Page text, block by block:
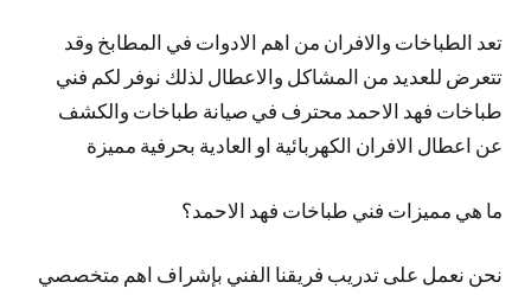
تعد الطباخات والافران من اهم الادوات في المطابخ وقد
تتعرض للعديد من المشاكل والاعطال لذلك نوفر لكم فني
طباخات فهد الاحمد محترف في صيانة طباخات والكشف
عن اعطال الافران الكهربائية او العادية بحرفية مميزة
ما هي مميزات فني طباخات فهد الاحمد؟
نحن نعمل على تدريب فريقنا الفني بإشراف اهم متخصصي